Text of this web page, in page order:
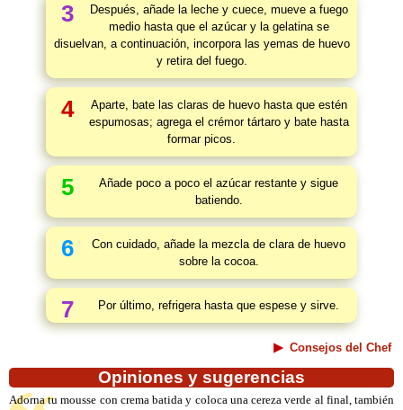
3
Después, añade la leche y cuece, mueve a fuego
medio hasta que el azúcar y la gelatina se
disuelvan, a continuación, incorpora las yemas de huevo
y retira del fuego.
4
Aparte, bate las claras de huevo hasta que estén
espumosas; agrega el crémor tártaro y bate hasta
formar picos.
5
Añade poco a poco el azúcar restante y sigue
batiendo.
6
Con cuidado, añade la mezcla de clara de huevo
sobre la cocoa.
7 Por último, refrigera hasta que espese y sirve.
Consejos del Chef
Opiniones y sugerencias
Adorna tu mousse con crema batida y coloca una cereza verde al final, también